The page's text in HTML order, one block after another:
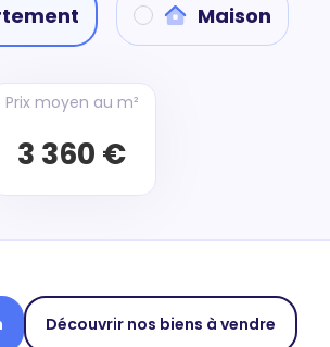
Maison
Prix moyen au m²
3 360 €
Découvrir nos biens à vendre